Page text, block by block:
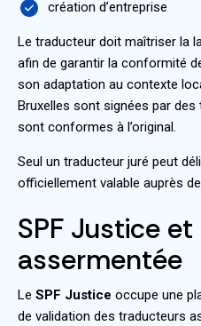
création d’entreprise
Le traducteur doit maîtriser la
afin de garantir la conformité
son adaptation au contexte
Bruxelles sont signées par
sont conformes à l’original.
Seul un traducteur juré peut
officiellement valable auprès
SPF Justice
assermentée
Le SPF Justice occupe une
de validation des traducteurs